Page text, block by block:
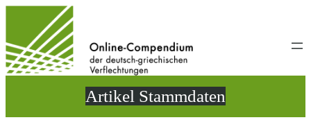
wechseln
Artikel Stammdaten